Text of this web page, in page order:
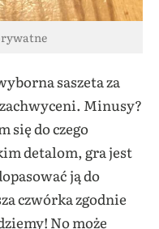
saszeta za
Minusy?
się do czego
detalom, gra jest
ją do
czwórka zgodnie
No może